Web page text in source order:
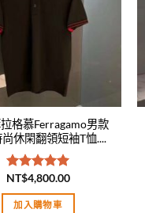
格慕Ferragamo男款
休閑翻領短袖T恤....
評分5.00
滿分 5
NT$4,800.00
加入購物車